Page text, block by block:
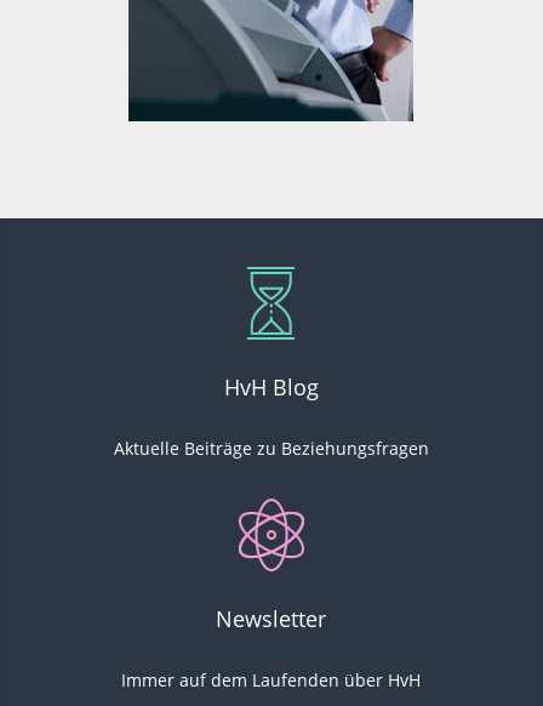
HvH Blog
Aktuelle Beiträge zu Beziehungsfragen
Newsletter
Immer auf dem Laufenden über HvH